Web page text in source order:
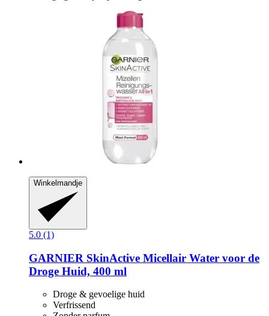
Winkelmandje
5.0 (1)
GARNIER SkinActive Micellair Water voor de
Droge Huid, 400 ml
Droge & gevoelige huid
Verfrissend